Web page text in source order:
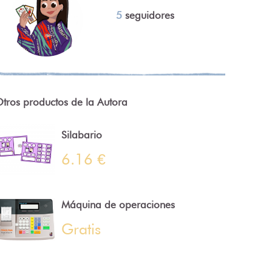
5 seguidores
productos de la Autora
Silabario
6.16 €
Máquina de operaciones
Gratis